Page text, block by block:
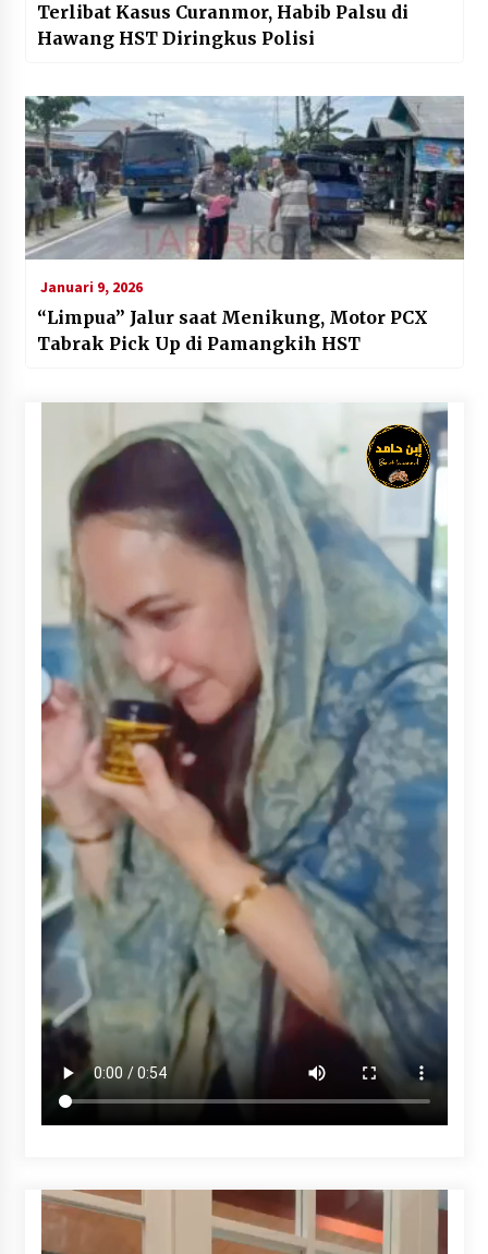
Terlibat Kasus Curanmor, Habib Palsu di
Hawang HST Diringkus Polisi
Januari 9, 2026
“Limpua” Jalur saat Menikung, Motor PCX
Tabrak Pick Up di Pamangkih HST